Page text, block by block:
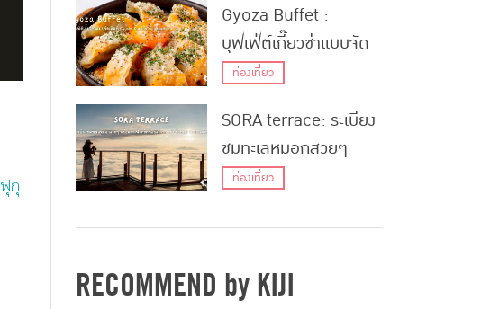
ฟุกุ
Gyoza Buffet :
บุฟเฟ่ต์เกี๊ยวซ่าแบบจัด
เต็มที่ Kyushu
Ikebukuro
ท่องเที่ยว
SORA terrace: ระเบียง
ชมทะเลหมอกสวยๆ
พร้อมคาเฟ่สุดชิคที่อยู่
1,770 เมตร
ท่องเที่ยว
RECOMMEND by KIJI